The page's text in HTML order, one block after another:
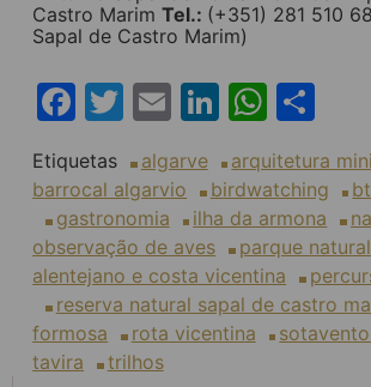
Castro MarimTel.: (+351) 281 510
Sapal de Castro Marim)
Facebook
Twitter
EmailLinkedIn
Etiquetas algarve
arquitetura
barrocal algarvio
birdwatching
gastronomia
ilha da armona
observação de aves
parque
alentejano e costa vicentina
reserva natural sapal de castro
formosa
rota vicentina
tavira
trilhos